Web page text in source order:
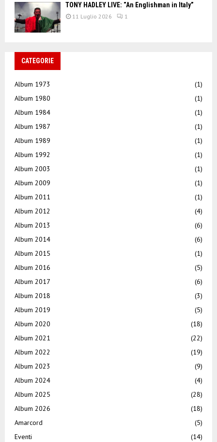
TONY HADLEY LIVE: “An Englishman in Italy”
11 Luglio 2026 1
CATEGORIE
Album 1973
(1)
Album 1980
(1)
Album 1984
(1)
Album 1987
(1)
Album 1989
(1)
Album 1992
(1)
Album 2003
(1)
Album 2009
(1)
Album 2011
(1)
Album 2012
(4)
Album 2013
(6)
Album 2014
(6)
Album 2015
(1)
Album 2016
(5)
Album 2017
(6)
Album 2018
(3)
Album 2019
(5)
Album 2020
(18)
Album 2021
(22)
Album 2022
(19)
Album 2023
(9)
Album 2024
(4)
Album 2025
(28)
Album 2026
(18)
Amarcord
(5)
Eventi
(14)